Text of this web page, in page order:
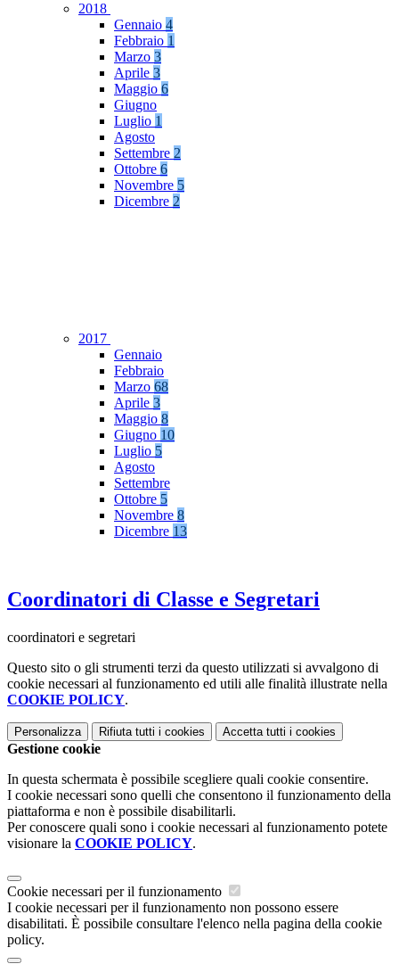
2018
Gennaio 4
Febbraio 1
Marzo 3
Aprile 3
Maggio 6
Giugno
Luglio 1
Agosto
Settembre 2
Ottobre 6
Novembre 5
Dicembre 2
2017
Gennaio
Febbraio
Marzo 68
Aprile 3
Maggio 8
Giugno 10
Luglio 5
Agosto
Settembre
Ottobre 5
Novembre 8
Dicembre 13
Coordinatori di Classe e Segretari
coordinatori e segretari
Questo sito o gli strumenti terzi da questo utilizzati si avvalgono di
cookie necessari al funzionamento ed utili alle finalità illustrate nella
COOKIE POLICY.
Personalizza Rifiuta tutti i cookies Accetta tutti i cookies
Gestione cookie
In questa schermata è possibile scegliere quali cookie consentire.
I cookie necessari sono quelli che consentono il funzionamento della
piattaforma e non è possibile disabilitarli.
Per conoscere quali sono i cookie necessari al funzionamento potete
visionare la COOKIE POLICY.
Cookie necessari per il funzionamento
I cookie necessari per il funzionamento non possono essere
disabilitati. È possibile consultare l'elenco nella pagina della cookie
policy.